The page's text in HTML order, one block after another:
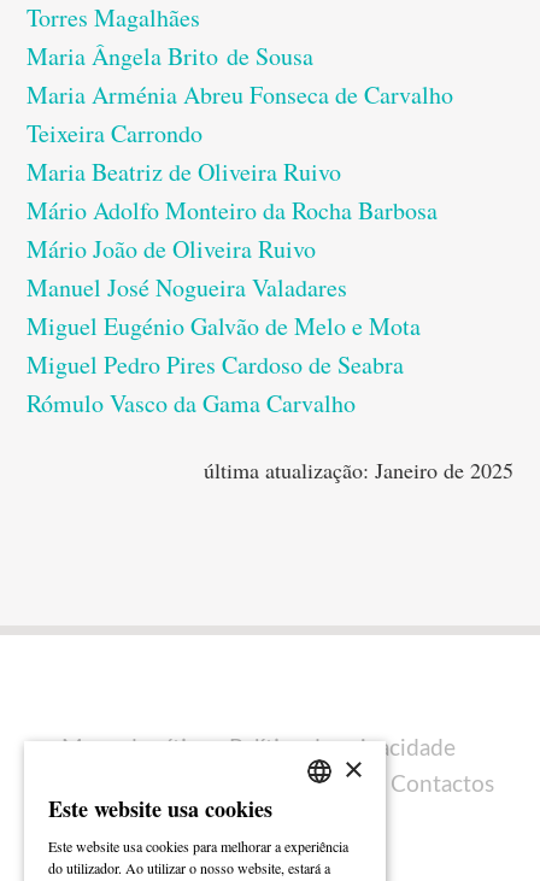
Torres Magalhães
Maria Ângela Brito de Sousa
Maria Arménia Abreu Fonseca de Carvalho
Teixeira Carrondo
Maria Beatriz de Oliveira Ruivo
Mário Adolfo Monteiro da Rocha Barbosa
Mário João de Oliveira Ruivo
Manuel José Nogueira Valadares
Miguel Eugénio Galvão de Melo e Mota
Miguel Pedro Pires Cardoso de Seabra
Rómulo Vasco da Gama Carvalho
última atualização: Janeiro de 2025
Mapa do sítio
Política de privacidade
Ficha técnica Contactos
ENGLISH
×
Este website usa cookies
Este website usa cookies para melhorar a experiência
do utilizador. Ao utilizar o nosso website, estará a